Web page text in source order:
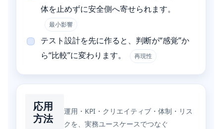
体を止めずに安全側へ寄せられます。
最小影響
テスト設計を先に作ると、判断が“感覚”か
ら“比較”に変わります。
再現性
応用
方法
運用・KPI・クリエイティブ・体制・リス
クを、実務ユースケースでつなぐ